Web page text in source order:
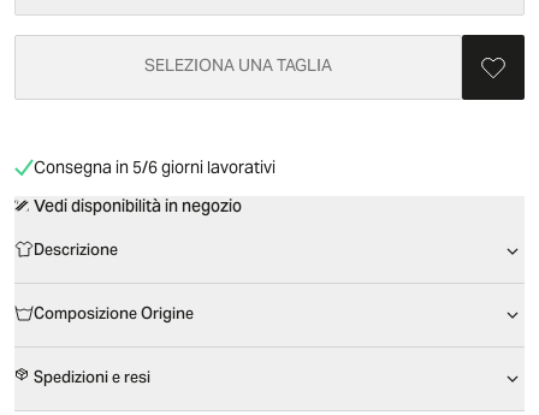
SELEZIONA UNA TAGLIA
Consegna in 5/6 giorni lavorativi
Vedi disponibilità in negozio
Descrizione
Composizione Origine
Spedizioni e resi